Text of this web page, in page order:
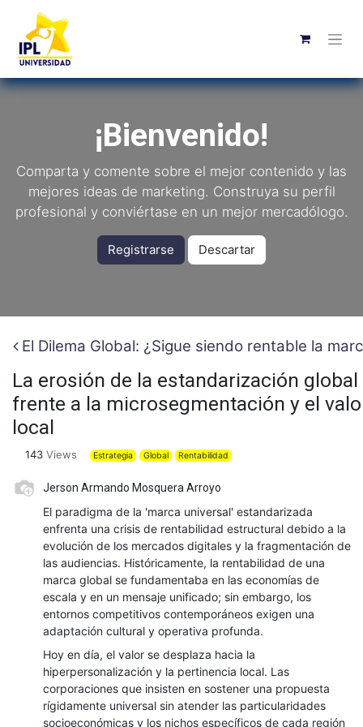
¡Bienvenido!
Comparta y comente sobre el mejor contenido y las
mejores ideas de marketing. Construya su perfil
profesional y conviértase en un mejor mercadólogo.
Registrarse Descartar
El Dilema Global: ¿Sigue siendo rentable la
La erosión de la estandarización global
frente a la microsegmentación y el
local
143 Views Estrategia Global Rentabilidad
Jerson Armando Mosquera Arroyo
El paradigma de la 'marca universal' estandarizada
enfrenta una crisis de rentabilidad estructural debido a la
evolución de los mercados digitales y la fragmentación de
las audiencias. Históricamente, la rentabilidad de una
marca global se fundamentaba en las economías de
escala y en un mensaje unificado; sin embargo, los
entornos competitivos contemporáneos exigen una
adaptación cultural y operativa profunda.
Hoy en día, el valor se desplaza hacia la
hiperpersonalización y la pertinencia local. Las
corporaciones que insisten en sostener una propuesta
rígidamente universal sin atender las particularidades
socioeconómicas y los nichos específicos de cada región